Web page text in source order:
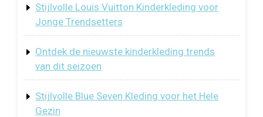
Stijlvolle Louis Vuitton Kinderkleding voor
Jonge Trendsetters
Ontdek de nieuwste kinderkleding trends
van dit seizoen
Stijlvolle Blue Seven Kleding voor het Hele
Gezin